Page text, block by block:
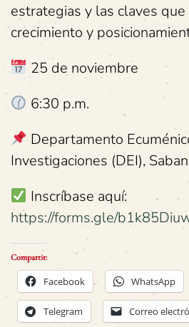
estrategias y las claves
crecimiento y
25 de noviembre
6:30 p.m.
Departamento
Investigaciones (DEI),
Inscríbase aquí:
https://forms.gle/
Compartir:
Facebook WhatsApp
Telegram Correo